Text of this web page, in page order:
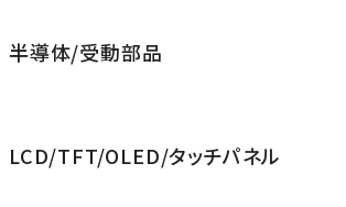
半導体/受動部品
LCD/TFT/OLED/タッチパネル